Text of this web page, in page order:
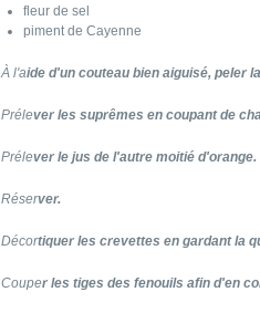
fleur de sel
piment de Cayenne
À l'aide d'un couteau bien aiguisé, peler
Prélever les suprêmes en coupant de
Prélever le jus de l'autre moitié d'orange.
Réserver.
Décortiquer les crevettes en gardant la
Couper les tiges des fenouils afin d'en